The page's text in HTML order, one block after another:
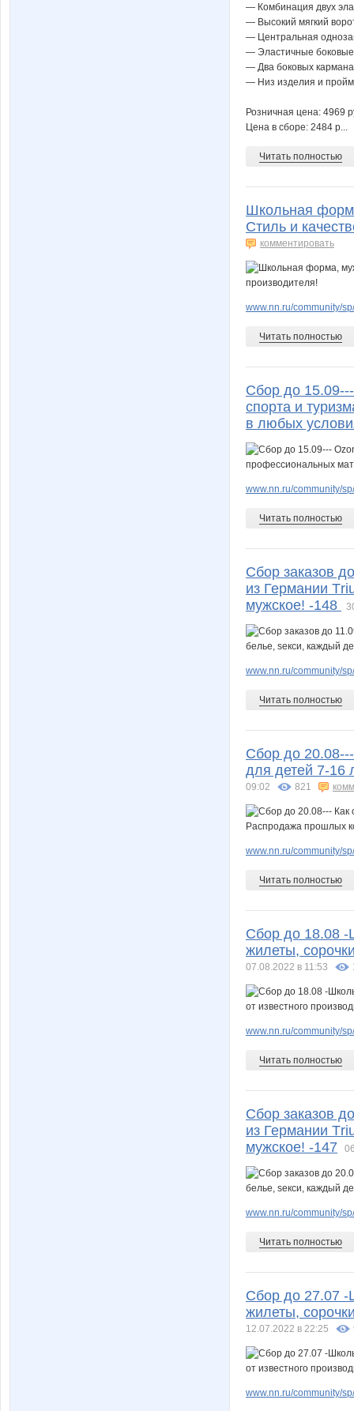
— Комбинация двух
— Высокий мягкий
— Центральная
— Эластичные боковые
— Два боковых кармана
— Низ изделия и
Розничная цена: 4969
Цена в сборе: 2484 р...
Читать полностью
Школьная
Стиль и
комментировать
www.nn.ru/community/
Читать полностью
Сбор до
спорта и
в любых
www.nn.ru/community/
Читать полностью
Сбор заказов
из Германии
мужское! -148
www.nn.ru/community/
Читать полностью
Сбор до
для детей 7-16
09:02 821
www.nn.ru/community/
Читать полностью
Сбор до 18.08
жилеты,
07.08.2022 в 11:53
www.nn.ru/community/
Читать полностью
Сбор заказов
из Германии
мужское! -147
www.nn.ru/community/
Читать полностью
Сбор до 27.07
жилеты,
12.07.2022 в 22:25
www.nn.ru/community/